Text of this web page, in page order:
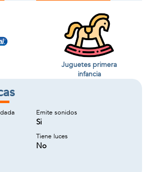
Juguetes primera
infancia
Emite sonidos
Si
Tiene luces
No